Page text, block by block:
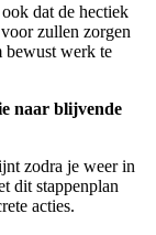
dat de hectiek
zullen zorgen
bewust werk te
naar blijvende
zodra je weer in
dit stappenplan
acties.